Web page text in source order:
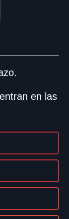
en las